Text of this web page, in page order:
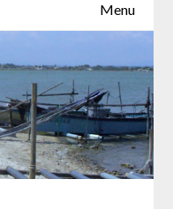
Menu